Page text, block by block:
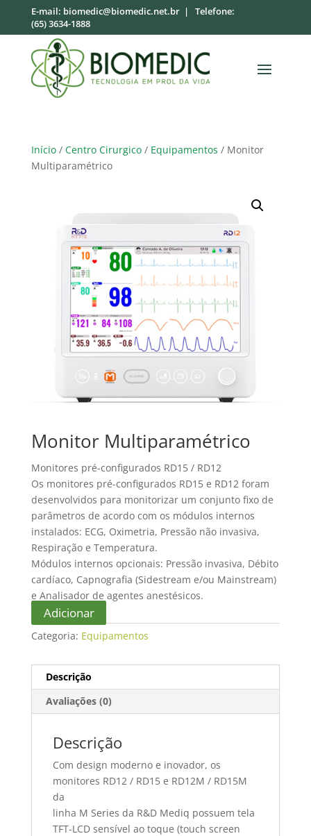
E-mail: biomedic@biomedic.net.br| Telefone:
(65) 3634-1888
Início/ Centro Cirurgico/ Equipamentos / Monitor
Multiparamétrico
Monitor Multiparamétrico
Monitores pré-configurados RD15 / RD12
Os monitores pré-configurados RD15 e RD12 foram
desenvolvidos para monitorizar um conjunto fixo de
parâmetros de acordo com os módulos internos
instalados: ECG, Oximetria, Pressão não invasiva,
Respiração e Temperatura.
Módulos internos opcionais: Pressão invasiva, Débito
cardíaco, Capnografia (Sidestream e/ou Mainstream)
e Analisador de agentes anestésicos.
Adicionar
Categoria: Equipamentos
Descrição
Avaliações (0)
Descrição
Com design moderno e inovador, os
monitores RD12 / RD15 e RD12M / RD15M
da
linha M Series da R&D Mediq possuem tela
TFT-LCD sensível ao toque (touch screen